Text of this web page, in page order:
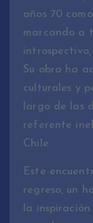
años 70
marcando a
Su obra ha
culturales y
largo de las
referente
Chile.
Este
regreso, un
la